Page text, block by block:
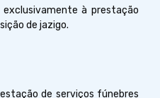
à prestação
de jazigo.
de serviços fúnebres